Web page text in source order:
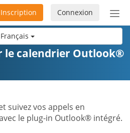
Français
ou
la
Connexion
Inscription
le calendrier Outlook®
suivez vos appels en
le plug-in Outlook® intégré.